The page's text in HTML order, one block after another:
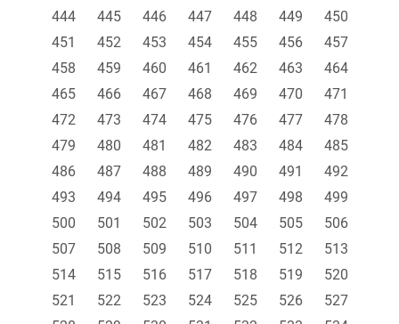
444
445 446 447 448 449
450
451
452 453 454 455 456
457
458
459 460 461 462 463
464
465
466 467 468 469 470
471
472
473 474 475 476 477
478
479
480 481 482 483 484
485
486
487 488 489 490 491
492
493
494 495 496 497 498
499
500
501 502 503 504 505
506
507
508 509 510 511 512
513
514
515 516 517 518 519
520
521
522 523 524 525 526
527